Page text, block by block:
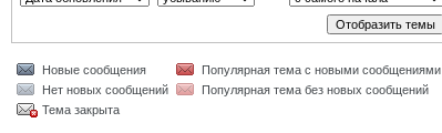
Новые сообщения
Популярная тема с новыми сообщениями
Нет новых сообщений
Популярная тема без новых сообщений
Тема закрыта